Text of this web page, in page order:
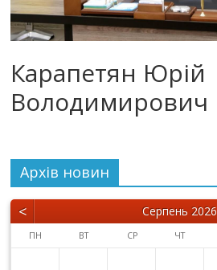
Карапетян Юрій
Володимирович
Архiв новин
< Серпень 2026
ПН ВТ СР ЧТ